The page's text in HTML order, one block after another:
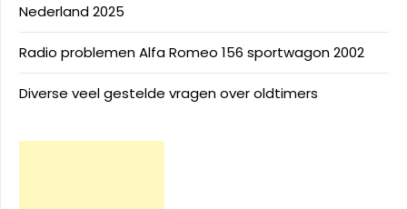
Nederland 2025
Radio problemen Alfa Romeo 156 sportwagon 2002
Diverse veel gestelde vragen over oldtimers